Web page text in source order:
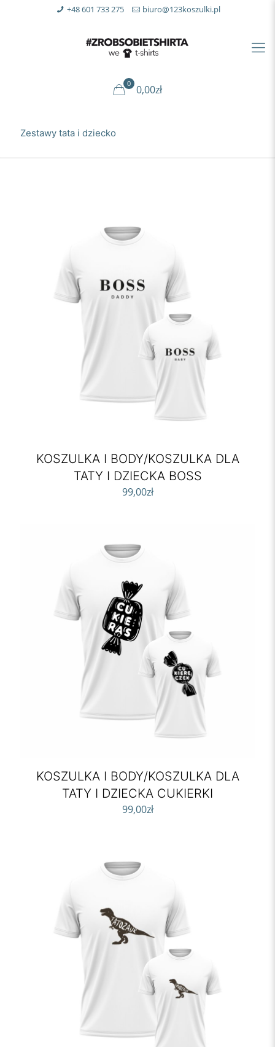
+48 601 733 275 biuro@123koszulki.pl
0 0,00zł
Zestawy tata i dziecko
KOSZULKA I BODY/KOSZULKA DLA
TATY I DZIECKA BOSS
99,00zł
KOSZULKA I BODY/KOSZULKA DLA
TATY I DZIECKA CUKIERKI
99,00zł